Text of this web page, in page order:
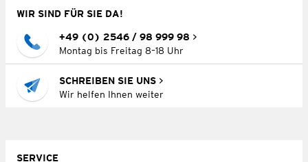
WIR SIND FÜR SIE DA!
+49 (0) 2546 / 98 999 98
Montag bis Freitag 8–18 Uhr
SCHREIBEN SIE UNS
Wir helfen Ihnen weiter
SERVICE